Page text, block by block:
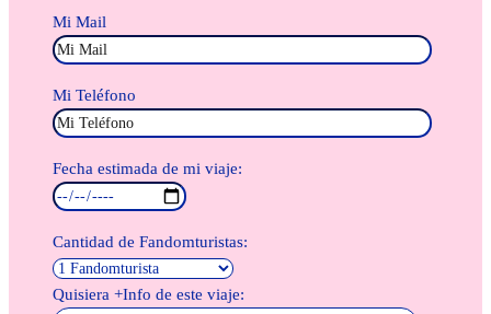
Mi Mail
Mi Teléfono
Fecha estimada de mi viaje:
Cantidad de Fandomturistas:
Quisiera +Info de este viaje: